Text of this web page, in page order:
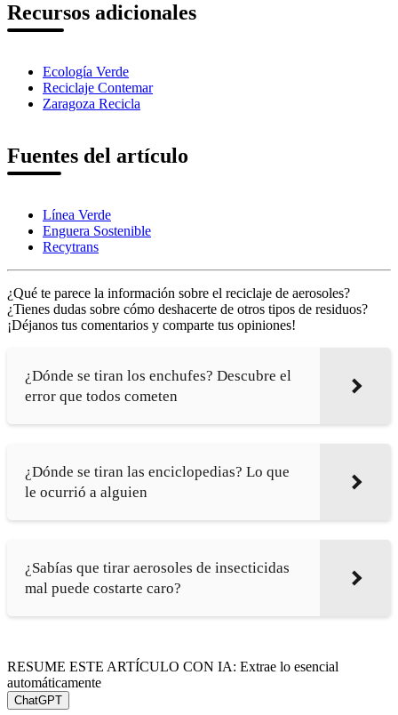
Recursos adicionales
Ecología Verde
Reciclaje Contemar
Zaragoza Recicla
Fuentes del artículo
Línea Verde
Enguera Sostenible
Recytrans
¿Qué te parece la información sobre el reciclaje de aerosoles?
¿Tienes dudas sobre cómo deshacerte de otros tipos de residuos?
¡Déjanos tus comentarios y comparte tus opiniones!
¿Dónde se tiran los enchufes? Descubre el
error que todos cometen
¿Dónde se tiran las enciclopedias? Lo que
le ocurrió a alguien
¿Sabías que tirar aerosoles de insecticidas
mal puede costarte caro?
RESUME ESTE ARTÍCULO CON IA: Extrae lo esencial
automáticamente
ChatGPT